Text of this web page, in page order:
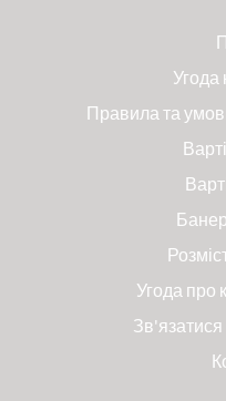
Угода
Правила та
Угода про
Зв'язатися